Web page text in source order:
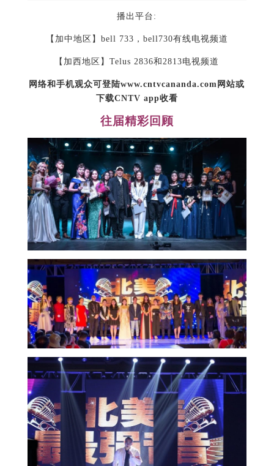
播出平台:
【加中地区】bell 733，bell730有线电视频道
【加西地区】Telus 2836和2813电视频道
网络和手机观众可登陆www.cntvcananda.com 网站或
下载CNTV app收看
往届精彩回顾